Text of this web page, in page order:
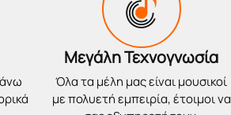
Μεγάλη Τεχνογνωσία
Όλα τα μέλη μας είναι μουσικοί
με πολυετή εμπειρία, έτοιμοι να